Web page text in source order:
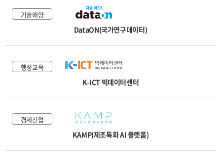
환경안전
기술해양
기술해양
DataON(국가연구데이터)
행정교육
K-ICT 빅데이터센터
경제산업
KAMP(제조특화 AI 플랫폼)